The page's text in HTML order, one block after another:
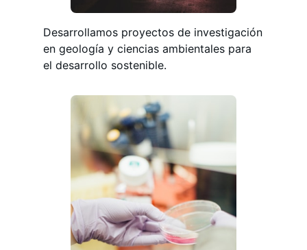
Desarrollamos proyectos de investigación
en geología y ciencias ambientales para
el desarrollo sostenible.